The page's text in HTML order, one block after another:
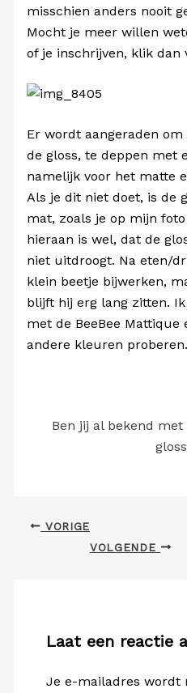
misschien anders nooit
Mocht je meer willen
of je inschrijven, klik dan
Er wordt aangeraden
de gloss, te deppen met
namelijk voor het matte
Als je dit niet doet, is de
mat, zoals je op mijn
hieraan is wel, dat de
niet uitdroogt. Na eten/
klein beetje bijwerken,
blijft hij erg lang zitten.
met de BeeBee Mattique
andere kleuren proberen.
Ben jij al bekend met
VORIGE
VOLGENDE
Laat een reactie
Je e-mailadres wordt